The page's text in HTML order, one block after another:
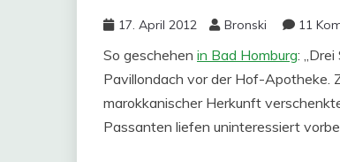
17. April 2012 Bronski 11
So geschehen in Bad Homburg:
Pavillondach vor der Hof-Apotheke.
marokkanischer Herkunft
Passanten liefen uninteressiert